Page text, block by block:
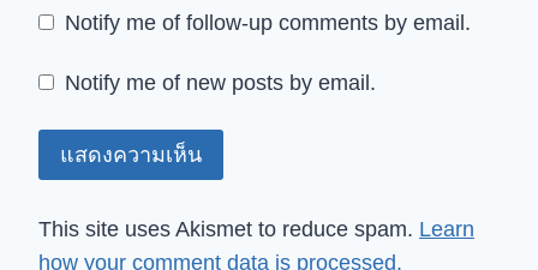
Notify me of follow-up comments by email.
Notify me of new posts by email.
This site uses Akismet to reduce spam. Learn
how your comment data is processed.